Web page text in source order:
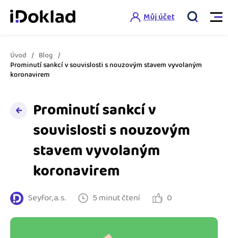
Vlastnosti
Správa kontaktů
Hlídání cashflow
Spolupráce s účetní
Vzdělání
Nápověda
Jak začít podnikat
Jak se vyznat ve fakturaci
Šablony faktur
Šablona pro plátce DPH
Šablona pro neplátce DPH
Můj účet
Úvod
Blog
Prominutí sankcí v souvislosti s nouzovým stavem vyvolaným
koronavirem
Prominutí sankcí v
souvislosti s nouzovým
stavem vyvolaným
koronavirem
Seyfor, a. s. 5 minut čtení 0